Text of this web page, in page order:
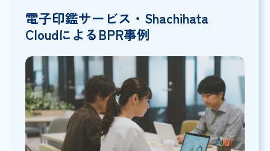
電子印鑑サービス・Shachihata
CloudによるBPR事例